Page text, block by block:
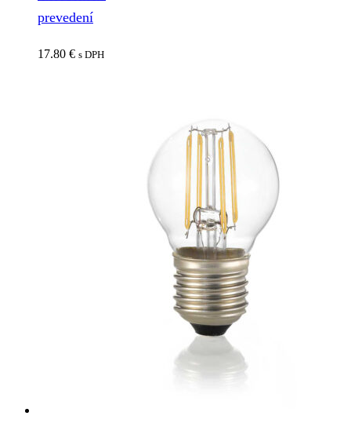
prevedení
17.80 € s DPH